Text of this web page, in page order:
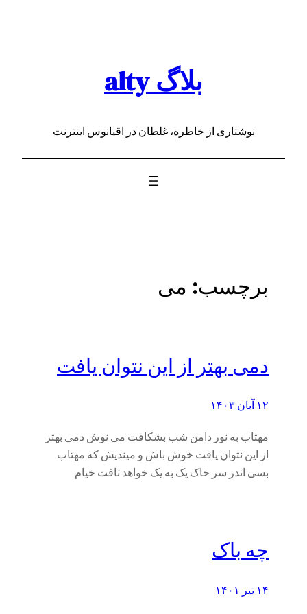
بلاگ alty
نوشتاری از خاطره، غلطان در اقیانوس اینترنت
برچسب: می
دمی بهتر از این نتوان یافت
۱۲ آبان ۱۴۰۳
مهتاب به نور دامن شب بشکافت می نوش دمی بهتر
از این نتوان یافت خوش باش و میندیش که مهتاب
بسی اندر سر خاک یک به یک خواهد تافت خیام
چه باک
۱۴ تیر ۱۴۰۱